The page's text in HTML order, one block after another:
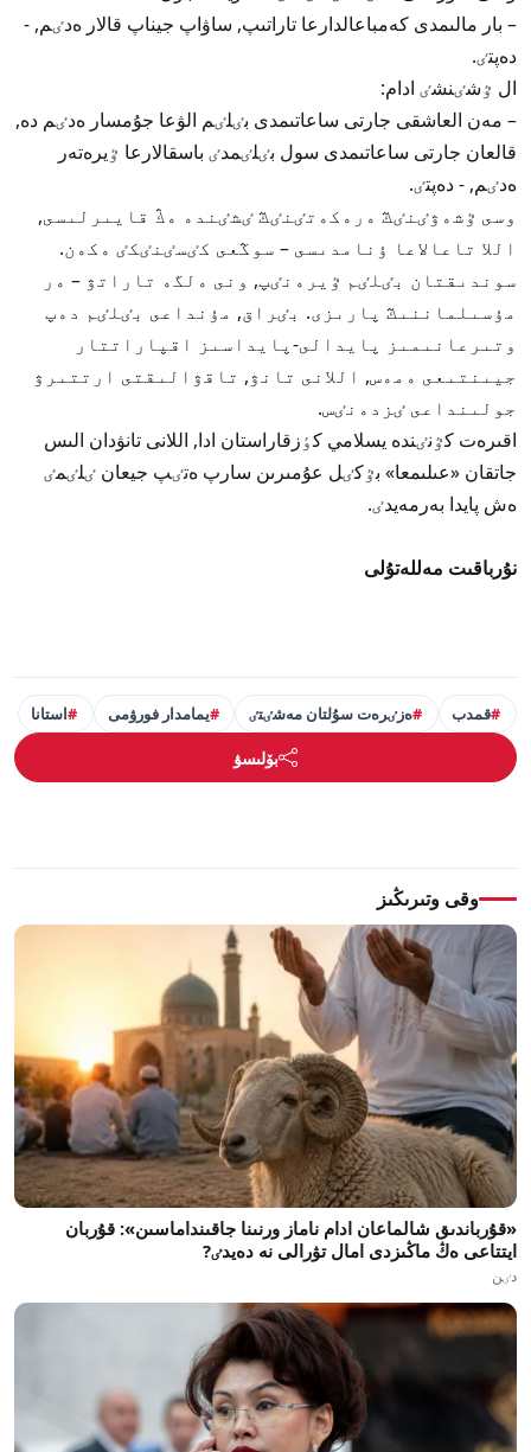
– بار مالىمدى كەمباعالدارعا تاراتىپ, ساۋاپ جيناپ قالار ەدٸم, -
دەپتٸ.
ال ٷشٸنشٸ ادام:
– مەن العاشقى جارتى ساعاتىمدى بٸلٸم الۋعا جۇمسار ەدٸم دە,
قالعان جارتى ساعاتىمدى سول بٸلٸمدٸ باسقالارعا ٷيرەتەر
ەدٸم, - دەپتٸ.
وسى ٷشەۋٸنٸڭ ەرەكەتٸنٸڭ ٸشٸندە ەڭ قايىرلىسى,
اللا تاعالاعا ۇنامدىسى – سوڭعى كٸسٸنٸكٸ ەكەن.
سوندىقتان بٸلٸم ٷيرەنٸپ, ونى ەلگە تاراتۋ – ەر
مۇسىلماننىڭ پارىزى. بٸراق, مۇنداعى بٸلٸم دەپ
وتىرعانىمىز پايدالى-پايداسىز اقپاراتتار
جيىنتىعى ەمەس, اللانى تانۋ, تاقۋالىقتى ارتتىرۋ
جولىنداعى ٸزدەنٸس.
اقىرەت كٷنٸندە يسلامي كٶزقاراستان ادا, اللانى تانۋدان الىس
جاتقان «عىلىمعا» بٷكٸل عۇمىرىن سارپ ەتٸپ جيعان ٸلٸمٸ
ەش پايدا بەرمەيدٸ.
نۇرباقىت مەللەتۇلى
قمدب ەزٸرەت سۇلتان مەشٸتٸ يمامدار فورۋمى استانا
بۆلىسۋ
وقى وتىرىڭىز
«قۇرباندىق شالماعان ادام ناماز ورنىنا جاقىنداماسىن»: قۇربان
ايتتاعى ەڭ ماڭىزدى امال تۋرالى نە دەيدٸ?
دٸن